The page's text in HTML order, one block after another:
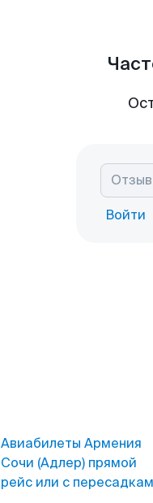
Войти
Авиабилеты Армения
Сочи (Адлер) прямой
рейс или с